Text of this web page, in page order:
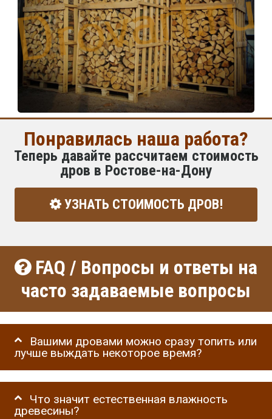
Понравилась наша работа?
Теперь давайте рассчитаем стоимость
дров в Ростове-на-Дону
УЗНАТЬ СТОИМОСТЬ ДРОВ!
FAQ / Вопросы и ответы на
часто задаваемые вопросы
Вашими дровами можно сразу топить или
лучше выждать некоторое время?
Что значит естественная влажность
древесины?